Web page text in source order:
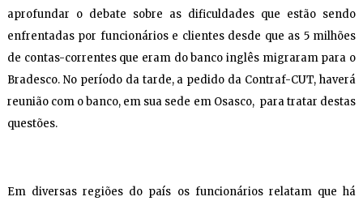
aprofundar o debate sobre as dificuldades que estão sendo
enfrentadas por funcionários e clientes desde que as 5 milhões
de contas-correntes que eram do banco inglês migraram para o
Bradesco. No período da tarde, a pedido da Contraf-CUT, haverá
reunião com o banco, em sua sede em Osasco, para tratar destas
questões.
Em diversas regiões do país os funcionários relatam que há